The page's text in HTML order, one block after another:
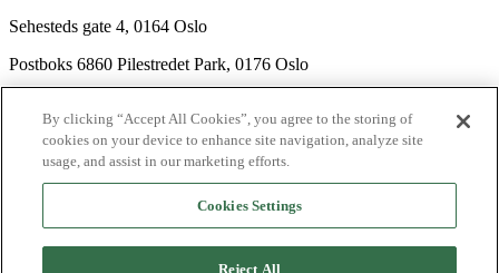
Sehesteds gate 4, 0164 Oslo
Postboks 6860 Pilestredet Park, 0176 Oslo
Nyhetsbrev
Ledige stillinger
Send inn manus
By clicking “Accept All Cookies”, you agree to the storing of
cookies on your device to enhance site navigation, analyze site
usage, and assist in our marketing efforts.
Cookies Settings
Reject All